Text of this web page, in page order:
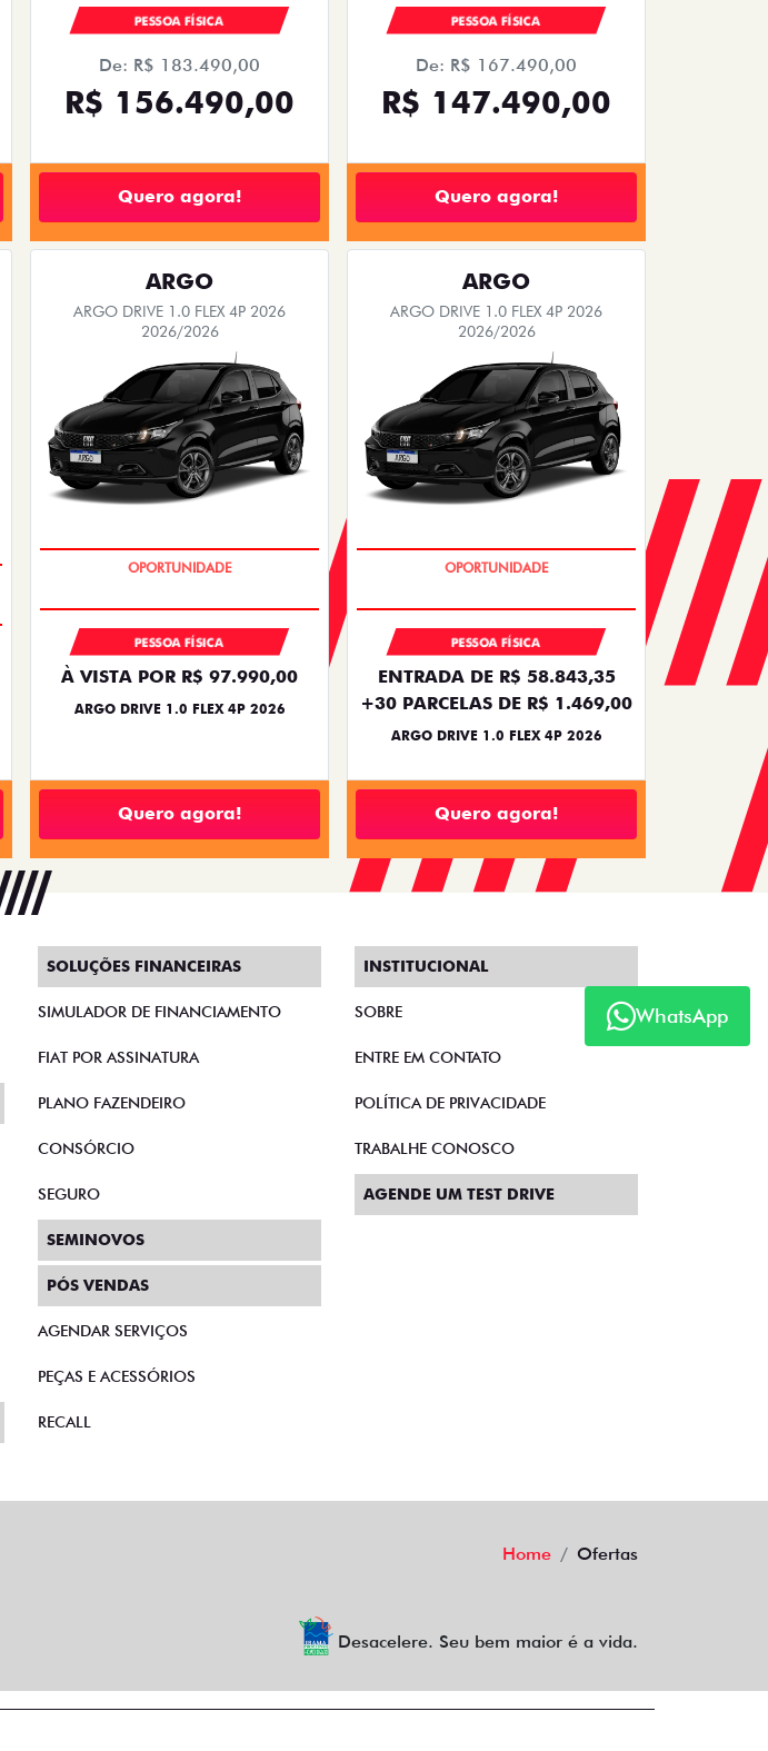
PESSOA FÍSICA
De: R$ 183.490,00
R$ 156.490,00
Quero agora!
PESSOA FÍSICA
De: R$ 167.490,00
R$ 147.490,00
Quero agora!
ARGO
ARGO DRIVE 1.0 FLEX 4P 2026
2026/2026
BÔNUS DE 6 MIL REAIS
PESSOA FÍSICA
À VISTA POR R$ 97.990,00
ARGO DRIVE 1.0 FLEX 4P 2026
Quero agora!
ARGO
ARGO DRIVE 1.0 FLEX 4P 2026
2026/2026
BÔNUS DE 6 MIL REAIS
PESSOA FÍSICA
ENTRADA DE R$ 58.843,35
+30 PARCELAS DE R$ 1.469,00
ARGO DRIVE 1.0 FLEX 4P 2026
Quero agora!
WhatsApp
SOLUÇÕES FINANCEIRAS
SIMULADOR DE FINANCIAMENTO
FIAT POR ASSINATURA
PLANO FAZENDEIRO
CONSÓRCIO
SEGURO
SEMINOVOS
PÓS VENDAS
AGENDAR SERVIÇOS
PEÇAS E ACESSÓRIOS
RECALL
INSTITUCIONAL
SOBRE
ENTRE EM CONTATO
POLÍTICA DE PRIVACIDADE
TRABALHE CONOSCO
AGENDE UM TEST DRIVE
Home Ofertas
Desacelere. Seu bem maior é a vida.